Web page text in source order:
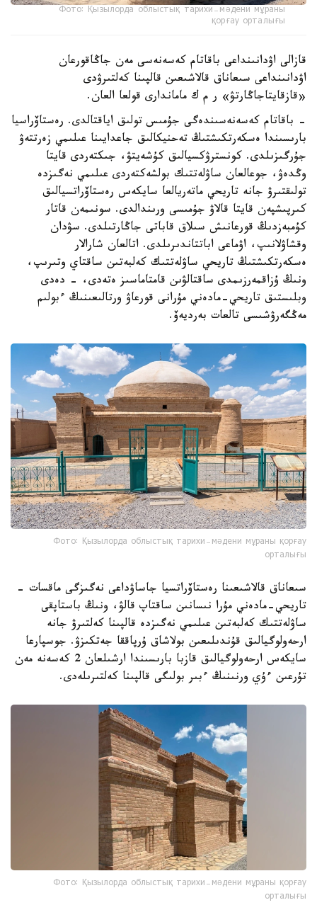
Фото: Қызылорда облыстық тарихи-мәдени мұраны
қорғау орталығы
قازالى اۋدانىنداعى باقاتام كەسەنەسى مەن جاڭاقورعان
اۋدانىنداعى سىعاناق قالاشىعىن قالپىنا كەلتىرۋدى
«قازقايتاجاڭارتۋ» ر م ك ماماندارى قولعا العان.
- باقاتام كەسەنەسىندەگى جۇمىس تولىق اياقتالدى. رەستاۆراسيا
بارىسىندا ەسكەرتكىشتىڭ تەحنيكالىق جاعدايىنا عىلىمي زەرتتەۋ
جۇرگىزىلدى. كونسترۋكسيالىق كۇشەيتۋ، جىكتەردى قايتا
وڭدەۋ، جوعالعان ساۋلەتتىك بولشەكتەردى عىلىمي نەگىزدە
تولىقتىرۋ جانە تاريحي ماتەريالعا سايكەس رەستاۆراتسيالىق
كىرپىشپەن قايتا قالاۋ جۇمىسى ورىندالدى. سونىمەن قاتار
كۇمبەزدىڭ قورعانىش سىلاق قاباتى جاڭارتىلدى. سۋدان
وقشاۋلانىپ، اۋماعى اباتتاندىرىلدى. اتالعان شارالار
ەسكەرتكىشتىڭ تاريحي ساۋلەتتىك كەلبەتىن ساقتاي وتىرىپ،
ونىڭ ۇزاقمەرزىمدى ساقتالۋىن قامتاماسىز ەتەدى، - دەدى
وبلىستىق تاريحي-مادەني مۇرانى قورعاۋ ورتالىعىنىڭ ءبولىم
مەڭگەرۋشىسى تالعات بەرديەۆ.
Фото: Қызылорда облыстық тарихи-мәдени мұраны қорғау
орталығы
سىعاناق قالاشىعىنا رەستاۆراتسيا جاساۋداعى نەگىزگى ماقسات -
تاريحي-مادەني مۇرا نىسانىن ساقتاپ قالۋ، ونىڭ باستاپقى
ساۋلەتتىك كەلبەتىن عىلىمي نەگىزدە قالپىنا كەلتىرۋ جانە
ارحەولوگيالىق قۇندىلىعىن بولاشاق ۇرپاققا جەتكىزۋ. جوسپارعا
سايكەس ارحەولوگيالىق قازبا بارىسىندا ارشىلعان 2 كەسەنە مەن
تۇرعىن ءۇي ورنىنىڭ ءبىر بولىگى قالپىنا كەلتىرىلەدى.
Фото: Қызылорда облыстық тарихи-мәдени мұраны қорғау
орталығы